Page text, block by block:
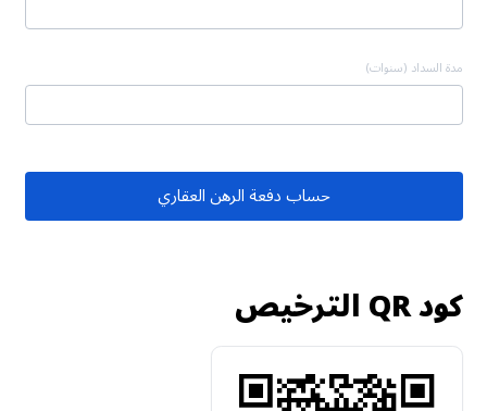
مدة السداد (سنوات)
حساب دفعة الرهن العقاري
كود QR الترخيص